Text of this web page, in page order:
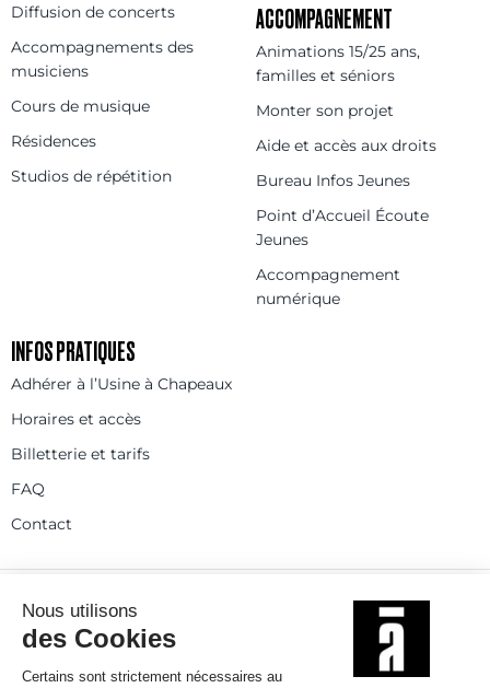
Diffusion de concerts
Accompagnements des
musiciens
Cours de musique
Résidences
Studios de répétition
ACCOMPAGNEMENT
Animations 15/25 ans,
familles et séniors
Monter son projet
Aide et accès aux droits
Bureau Infos Jeunes
Point d’Accueil Écoute
Jeunes
Accompagnement
numérique
INFOS PRATIQUES
Adhérer à l’Usine à Chapeaux
Horaires et accès
Billetterie et tarifs
FAQ
Contact
Espace presse
Rejoignez-nous
© 2025
Politique de confidentialité